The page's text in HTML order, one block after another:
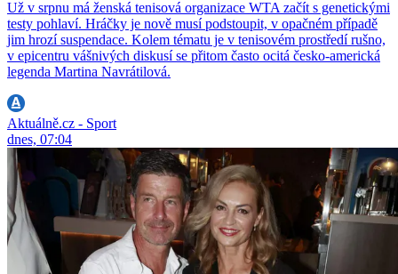
Už v srpnu má ženská tenisová organizace WTA začít s genetickými
testy pohlaví. Hráčky je nově musí podstoupit, v opačném případě
jim hrozí suspendace. Kolem tématu je v tenisovém prostředí rušno,
v epicentru vášnivých diskusí se přitom často ocitá česko-americká
legenda Martina Navrátilová.
Aktuálně.cz - Sport
dnes, 07:04